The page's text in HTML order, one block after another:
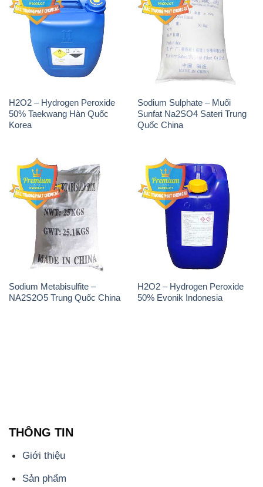
H2O2 – Hydrogen Peroxide
50% Taekwang Hàn Quốc
Korea
Sodium Sulphate – Muối
Sunfat Na2SO4 Sateri Trung
Quốc China
Sodium Metabisulfite –
NA2S2O5 Trung Quốc China
H2O2 – Hydrogen Peroxide
50% Evonik Indonesia
THÔNG TIN
Giới thiệu
Sản phẩm